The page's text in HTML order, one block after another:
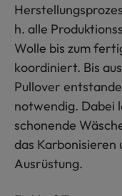
h. alle
Wolle bis zum
koordiniert. Bis
Pullover
notwendig. Dabei
schonende
das Karbonisieren
Ausrüstung.